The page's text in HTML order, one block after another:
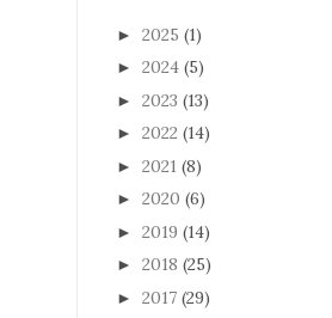
► 2025 (1)
► 2024 (5)
► 2023 (13)
► 2022 (14)
► 2021 (8)
► 2020 (6)
► 2019 (14)
► 2018 (25)
► 2017 (29)